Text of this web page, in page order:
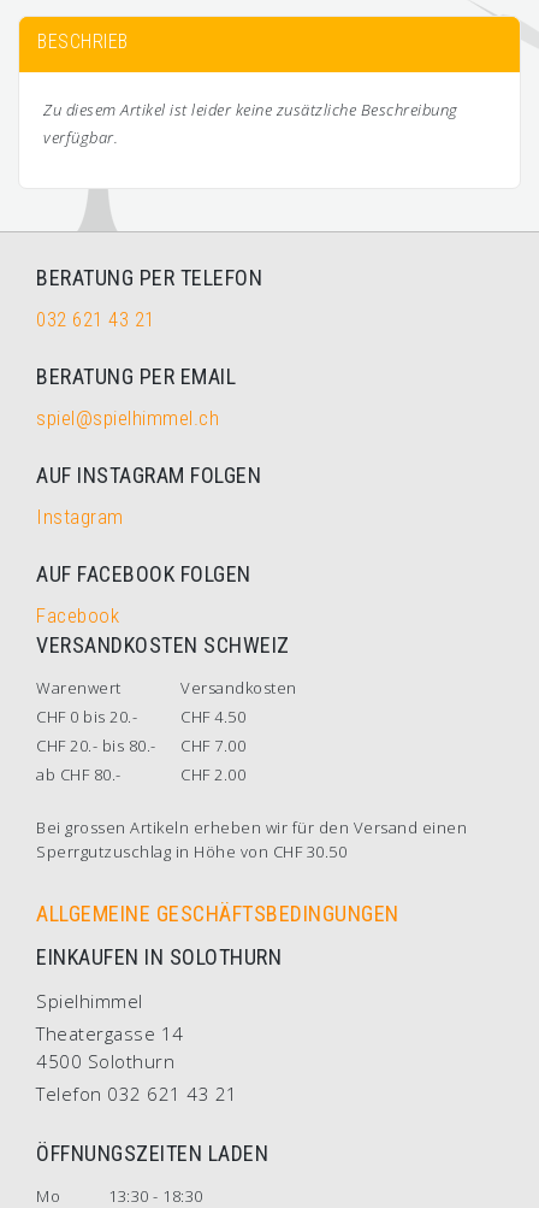
BESCHRIEB
Zu diesem Artikel ist leider keine zusätzliche Beschreibung
verfügbar.
BERATUNG PER TELEFON
032 621 43 21
BERATUNG PER EMAIL
spiel@spielhimmel.ch
AUF INSTAGRAM FOLGEN
Instagram
AUF FACEBOOK FOLGEN
Facebook
VERSANDKOSTEN SCHWEIZ
Warenwert
Versandkosten
CHF 0 bis 20.-
CHF 4.50
CHF 20.- bis 80.-
CHF 7.00
ab CHF 80.-
CHF 2.00
Bei grossen Artikeln erheben wir für den Versand einen
Sperrgutzuschlag in Höhe von CHF 30.50
ALLGEMEINE GESCHÄFTSBEDINGUNGEN
EINKAUFEN IN SOLOTHURN
Spielhimmel
Theatergasse 14
4500 Solothurn
Telefon 032 621 43 21
ÖFFNUNGSZEITEN LADEN
Mo
13:30 - 18:30